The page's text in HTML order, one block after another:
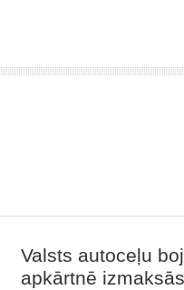
Valsts autoceļu
apkārtnē